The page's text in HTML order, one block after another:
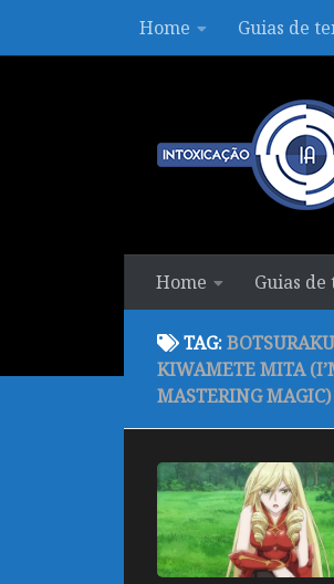
Skip to contentHome Guias de
Home Guias
TAG:
KIWAMETE MITA
MASTERING MAGIC)